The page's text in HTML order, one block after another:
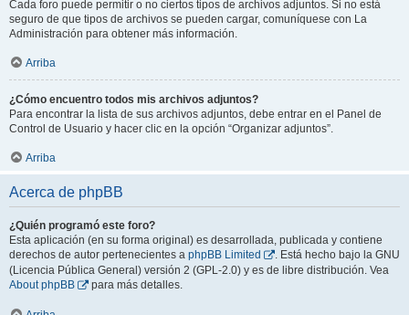
Cada foro puede permitir o no ciertos tipos de archivos adjuntos. Si no está
seguro de que tipos de archivos se pueden cargar, comuníquese con La
Administración para obtener más información.
Arriba
¿Cómo encuentro todos mis archivos adjuntos?
Para encontrar la lista de sus archivos adjuntos, debe entrar en el Panel de
Control de Usuario y hacer clic en la opción “Organizar adjuntos”.
Arriba
Acerca de phpBB
¿Quién programó este foro?
Esta aplicación (en su forma original) es desarrollada, publicada y contiene
derechos de autor pertenecientes a phpBB Limited
. Está hecho bajo la GNU
(Licencia Pública General) versión 2 (GPL-2.0) y es de libre distribución. Vea
About phpBB
para más detalles.